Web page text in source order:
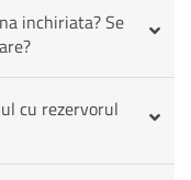
inchiriata? Se
cu rezervorul